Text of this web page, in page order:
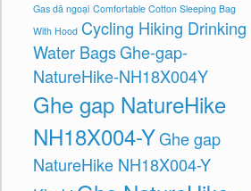
Gas dã ngoại Comfortable Cotton Sleeping Bag
With Hood Cycling Hiking Drinking
Water BagsGhe-gap-
NatureHike-NH18X004Y
Ghe gap NatureHike
NH18X004-YGhe gap
NatureHike NH18X004-Y